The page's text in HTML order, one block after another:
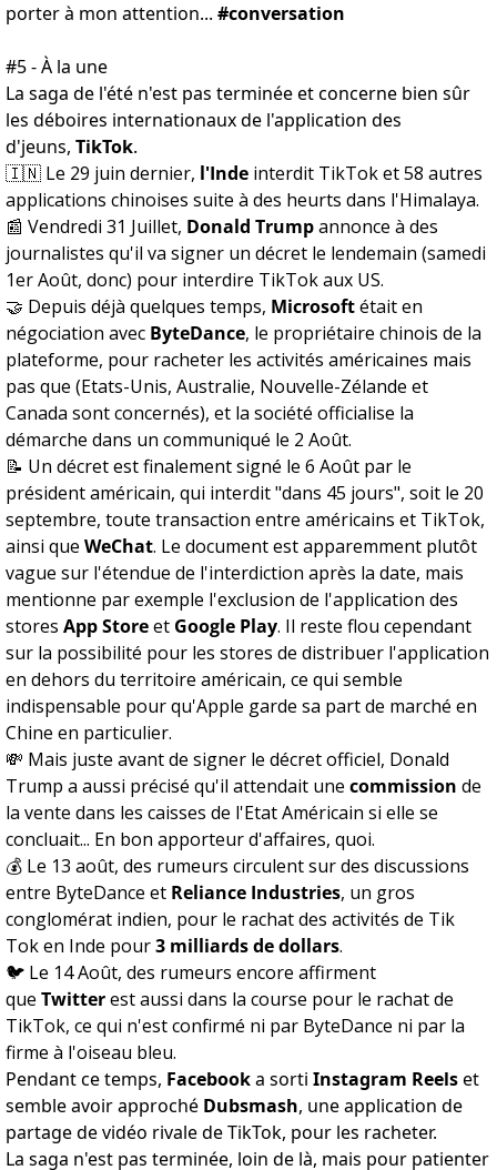
porter à mon attention... #conversation
#5 - À la une
La saga de l'été n'est pas terminée et concerne bien sûr
les déboires internationaux de l'application des
d'jeuns, TikTok.
🇮🇳 Le 29 juin dernier, l'Inde interdit TikTok et 58 autres
applications chinoises suite à des heurts dans l'Himalaya.
📰 Vendredi 31 Juillet, Donald Trumpannonce à des
journalistes qu'il va signer un décret le lendemain (samedi
1er Août, donc) pour interdire TikTok aux US.
🤝 Depuis déjà quelques temps, Microsoftétait en
négociation avec ByteDance, le propriétaire chinois de la
plateforme, pour racheter les activités américaines mais
pas que (Etats-Unis, Australie, Nouvelle-Zélande et
Canada sont concernés), et la société officialise la
démarche dans un communiqué le 2 Août.
📝 Un décret est finalement signé le 6 Août par le
président américain, qui interdit "dans 45 jours", soit le 20
septembre, toute transaction entre américains et TikTok,
ainsi que WeChat. Le document est apparemment plutôt
vague sur l'étendue de l'interdiction après la date, mais
mentionne par exemple l'exclusion de l'application des
stores App Storeet Google Play. Il reste flou cependant
sur la possibilité pour les stores de distribuer l'application
en dehors du territoire américain, ce qui semble
indispensable pour qu'Apple garde sa part de marché en
Chine en particulier.
💸 Mais juste avant de signer le décret officiel, Donald
Trump a aussi précisé qu'il attendait une commission de
la vente dans les caisses de l'Etat Américain si elle se
concluait... En bon apporteur d'affaires, quoi.
💰 Le 13 août, des rumeurs circulent sur des discussions
entre ByteDance et Reliance Industries, un gros
conglomérat indien, pour le rachat des activités de Tik
Tok en Inde pour3 milliards de dollars.
🐦 Le 14 Août, des rumeurs encore affirment
que Twitterest aussi dans la course pour le rachat de
TikTok, ce qui n'est confirmé ni par ByteDance ni par la
firme à l'oiseau bleu.
Pendant ce temps, Facebooka sorti Instagram Reelset
semble avoir approché Dubsmash, une application de
partage de vidéo rivale de TikTok, pour les racheter.
La saga n'est pas terminée, loin de là, mais pour patienter